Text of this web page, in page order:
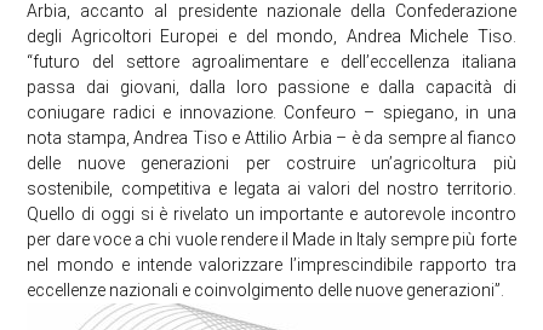
Arbia, accanto al presidente nazionale della Confederazione
degli Agricoltori Europei e del mondo, Andrea Michele Tiso.
“futuro del settore agroalimentare e dell’eccellenza italiana
passa dai giovani, dalla loro passione e dalla capacità di
coniugare radici e innovazione. Confeuro – spiegano, in una
nota stampa, Andrea Tiso e Attilio Arbia – è da sempre al fianco
delle nuove generazioni per costruire un’agricoltura più
sostenibile, competitiva e legata ai valori del nostro territorio.
Quello di oggi si è rivelato un importante e autorevole incontro
per dare voce a chi vuole rendere il Made in Italy sempre più forte
nel mondo e intende valorizzare l’imprescindibile rapporto tra
eccellenze nazionali e coinvolgimento delle nuove generazioni”.